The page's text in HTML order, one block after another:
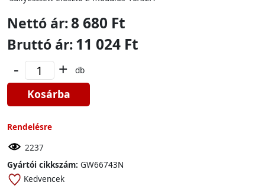
Nettó ár:8 680 Ft
Bruttó ár:11 024 Ft
- + db
Kosárba
Rendelésre
2237
Gyártói cikkszám: GW66743N
Kedvencek